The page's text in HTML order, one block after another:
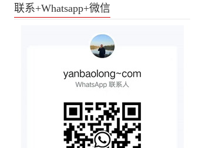
联系+Whatsapp+微信